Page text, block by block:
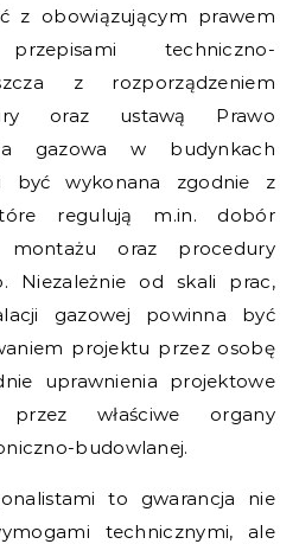
z obowiązującym prawem
techniczno-
z rozporządzeniem
oraz ustawą Prawo
gazowa w budynkach
być wykonana zgodnie z
regulują m.in. dobór
montażu oraz procedury
Niezależnie od skali prac,
gazowej powinna być
projektu przez osobę
uprawnienia projektowe
właściwe organy
budowlanej.
to gwarancja nie
technicznymi, ale